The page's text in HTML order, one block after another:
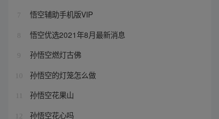
7 悟空辅助手机版VIP
8 悟空优选2021年8月最新消息
9 孙悟空燃灯古佛
10 孙悟空的灯笼怎么做
孙悟空花果山
12 孙悟空花心吗